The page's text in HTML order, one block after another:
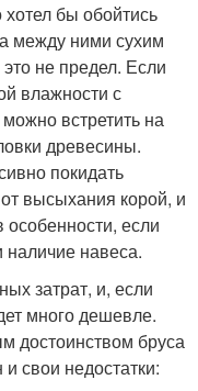
бы обойтись
между ними сухим
не предел. Если
влажности с
встретить на
древесины.
покидать
высыхания корой, и
особенности, если
наличие навеса.
затрат, и, если
много дешевле.
достоинством бруса
свои недостатки: